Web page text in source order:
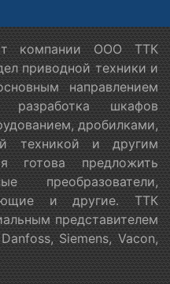
компании ООО ТТК
приводной техники и
направлением
разработка шкафов
дробилками,
техникой и другим
готова предложить
преобразователи,
и другие. ТТК
представителем
Siemens, Vacon,